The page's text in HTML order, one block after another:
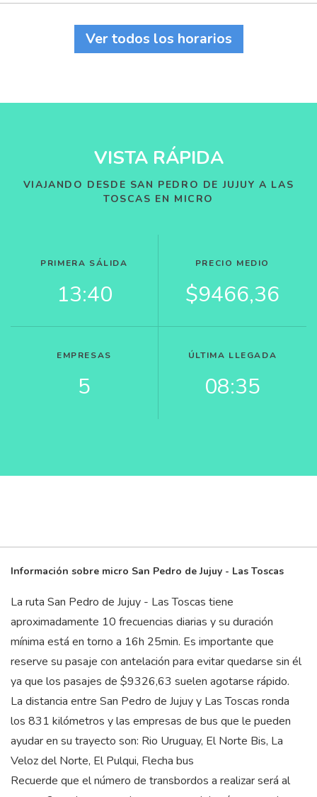
Ver todos los horarios
VISTA RÁPIDA
VIAJANDO DESDE SAN PEDRO DE JUJUY A LAS
TOSCAS EN MICRO
PRIMERA SÁLIDA
13:40
PRECIO MEDIO
$9466,36
EMPRESAS
5
ÚLTIMA LLEGADA
08:35
Información sobre micro San Pedro de Jujuy - Las Toscas
La ruta San Pedro de Jujuy - Las Toscas tiene
aproximadamente 10 frecuencias diarias y su duración
mínima está en torno a 16h 25min. Es importante que
reserve su pasaje con antelación para evitar quedarse sin él
ya que los pasajes de $9326,63 suelen agotarse rápido.
La distancia entre San Pedro de Jujuy y Las Toscas ronda
los 831 kilómetros y las empresas de bus que le pueden
ayudar en su trayecto son: Rio Uruguay, El Norte Bis, La
Veloz del Norte, El Pulqui, Flecha bus
Recuerde que el número de transbordos a realizar será al